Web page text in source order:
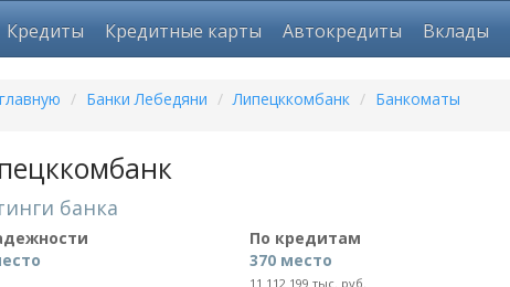
Кредиты Кредитные карты Автокредиты Вклады
/ Банки Лебедяни / Липецккомбанк / Банкоматы
банка
По кредитам
370 место
11 112 199 тыс. руб.